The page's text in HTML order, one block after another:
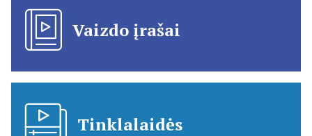
Vaizdo įrašai
Tinklalaidės